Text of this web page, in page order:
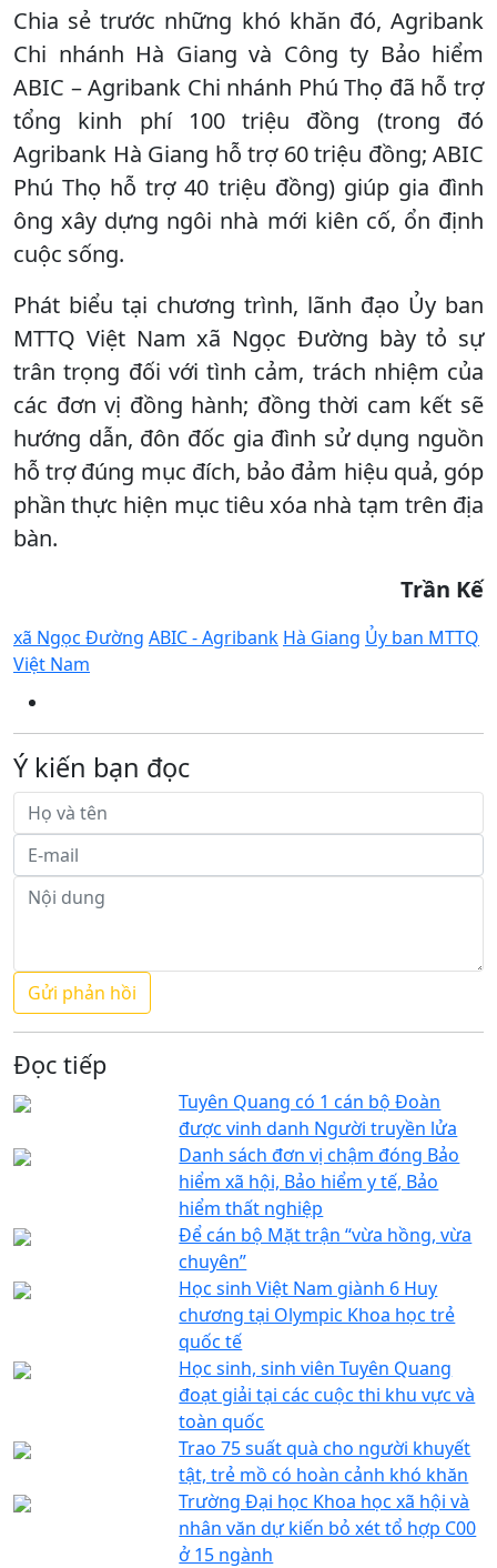
Chia sẻ trước những khó khăn đó, Agribank
Chi nhánh Hà Giang và Công ty Bảo hiểm
ABIC – Agribank Chi nhánh Phú Thọ đã hỗ trợ
tổng kinh phí 100 triệu đồng (trong đó
Agribank Hà Giang hỗ trợ 60 triệu đồng; ABIC
Phú Thọ hỗ trợ 40 triệu đồng) giúp gia đình
ông xây dựng ngôi nhà mới kiên cố, ổn định
cuộc sống.
Phát biểu tại chương trình, lãnh đạo Ủy ban
MTTQ Việt Nam xã Ngọc Đường bày tỏ sự
trân trọng đối với tình cảm, trách nhiệm của
các đơn vị đồng hành; đồng thời cam kết sẽ
hướng dẫn, đôn đốc gia đình sử dụng nguồn
hỗ trợ đúng mục đích, bảo đảm hiệu quả, góp
phần thực hiện mục tiêu xóa nhà tạm trên địa
bàn.
Trần Kế
xã Ngọc Đường ABIC - Agribank Hà Giang Ủy ban MTTQ
Việt Nam
Ý kiến bạn đọc
Đọc tiếp
Tuyên Quang có 1 cán bộ Đoàn
được vinh danh Người truyền lửa
Danh sách đơn vị chậm đóng Bảo
hiểm xã hội, Bảo hiểm y tế, Bảo
hiểm thất nghiệp
Để cán bộ Mặt trận “vừa hồng, vừa
chuyên”
Học sinh Việt Nam giành 6 Huy
chương tại Olympic Khoa học trẻ
quốc tế
Học sinh, sinh viên Tuyên Quang
đoạt giải tại các cuộc thi khu vực và
toàn quốc
Trao 75 suất quà cho người khuyết
tật, trẻ mồ có hoàn cảnh khó khăn
Trường Đại học Khoa học xã hội và
nhân văn dự kiến bỏ xét tổ hợp C00
ở 15 ngành